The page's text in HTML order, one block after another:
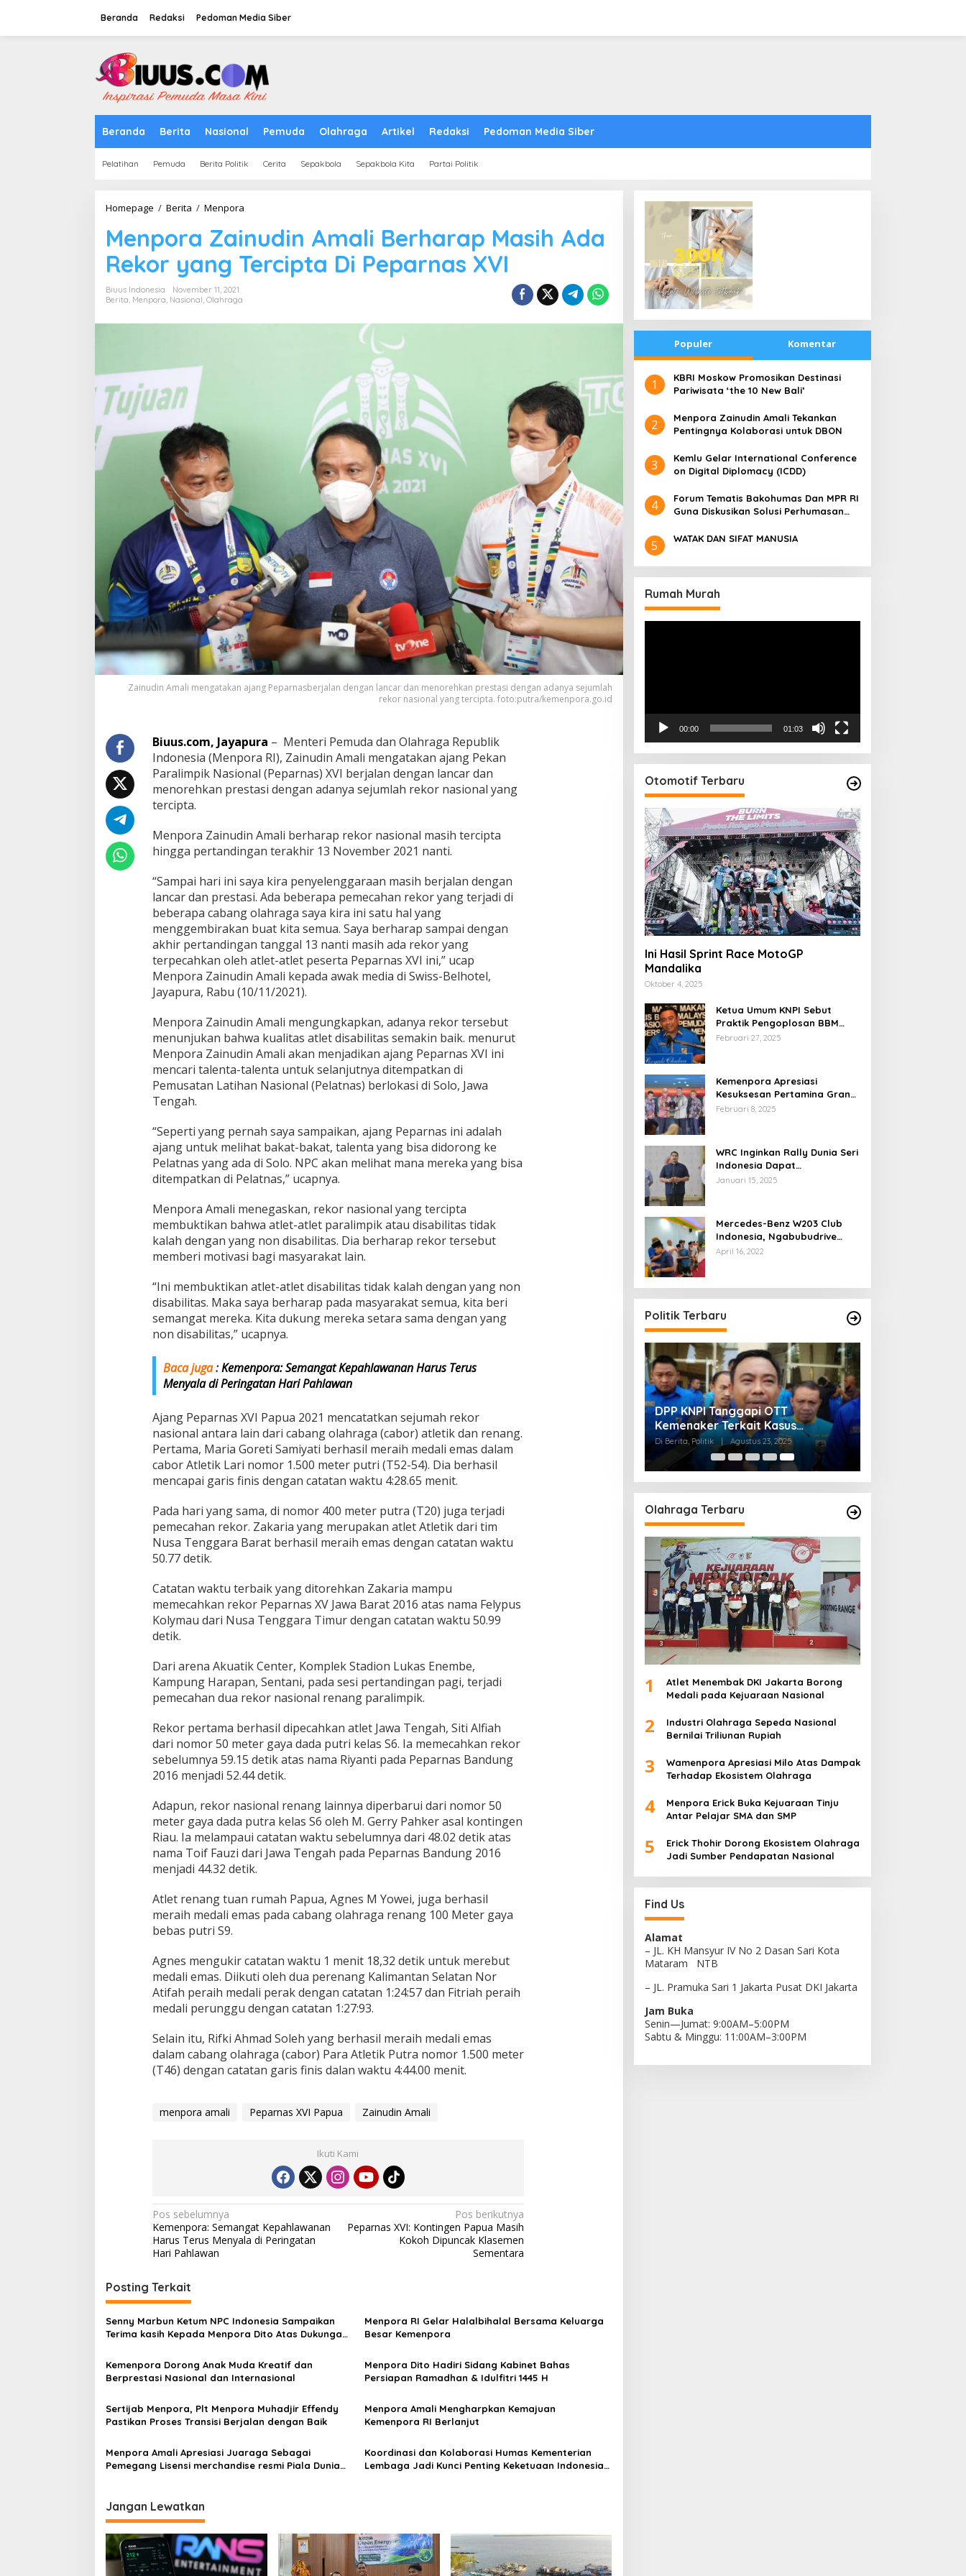
Beranda Redaksi Pedoman Media Siber
Beranda Berita Nasional Pemuda Olahraga Artikel Redaksi Pedoman Media Siber
Pelatihan Pemuda Berita Politik Cerita Sepakbola Sepakbola Kita Partai Politik
Homepage / Berita / Menpora
Amali
Berharap
Masih
Ada
Di
Menpora Zainudin Amali Berharap Masih Ada
Rekor yang Tercipta Di Peparnas XVI
Biuus Indonesia
November 11, 2021
Berita, Menpora, Nasional, Olahraga
Zainudin Amali mengatakan ajang Peparnasberjalan dengan lancar dan menorehkan prestasi dengan adanya sejumlah
rekor nasional yang tercipta. foto:putra/kemenpora.go.id
Biuus.com, Jayapura – Menteri Pemuda dan Olahraga Republik
Indonesia (Menpora RI), Zainudin Amali mengatakan ajang Pekan
Paralimpik Nasional (Peparnas) XVI berjalan dengan lancar dan
menorehkan prestasi dengan adanya sejumlah rekor nasional yang
tercipta.
Menpora Zainudin Amali berharap rekor nasional masih tercipta
hingga pertandingan terakhir 13 November 2021 nanti.
“Sampai hari ini saya kira penyelenggaraan masih berjalan dengan
lancar dan prestasi. Ada beberapa pemecahan rekor yang terjadi di
beberapa cabang olahraga saya kira ini satu hal yang
menggembirakan buat kita semua. Saya berharap sampai dengan
akhir pertandingan tanggal 13 nanti masih ada rekor yang
terpecahkan oleh atlet-atlet peserta Peparnas XVI ini,” ucap
Menpora Zainudin Amali kepada awak media di Swiss-Belhotel,
Jayapura, Rabu (10/11/2021).
Menpora Zainudin Amali mengungkapkan, adanya rekor tersebut
menunjukan bahwa kualitas atlet disabilitas semakin baik. menurut
Menpora Zainudin Amali akan menjadikan ajang Peparnas XVI ini
mencari talenta-talenta untuk selanjutnya ditempatkan di
Pemusatan Latihan Nasional (Pelatnas) berlokasi di Solo, Jawa
Tengah.
“Seperti yang pernah saya sampaikan, ajang Peparnas ini adalah
ajang untuk melihat bakat-bakat, talenta yang bisa didorong ke
Pelatnas yang ada di Solo. NPC akan melihat mana mereka yang bisa
ditempatkan di Pelatnas,” ucapnya.
Menpora Amali menegaskan, rekor nasional yang tercipta
membuktikan bahwa atlet-atlet paralimpik atau disabilitas tidak
kalah dengan yang non disabilitas. Dia berharap rekor tersebut
memberi motivasi bagi masyarakat lain.
“Ini membuktikan atlet-atlet disabilitas tidak kalah dengan yang non
disabilitas. Maka saya berharap pada masyarakat semua, kita beri
semangat mereka. Kita dukung mereka setara sama dengan yang
non disabilitas,” ucapnya.
Baca juga:Kemenpora: Semangat Kepahlawanan Harus Terus
Menyala di Peringatan Hari Pahlawan
Ajang Peparnas XVI Papua 2021 mencatatkan sejumah rekor
nasional antara lain dari cabang olahraga (cabor) atletik dan renang.
Pertama, Maria Goreti Samiyati berhasil meraih medali emas dalam
cabor Atletik Lari nomor 1.500 meter putri (T52-54). Dia berhasil
mencapai garis finis dengan catatan waktu 4:28.65 menit.
Pada hari yang sama, di nomor 400 meter putra (T20) juga terjadi
pemecahan rekor. Zakaria yang merupakan atlet Atletik dari tim
Nusa Tenggara Barat berhasil meraih emas dengan catatan waktu
50.77 detik.
Catatan waktu terbaik yang ditorehkan Zakaria mampu
memecahkan rekor Peparnas XV Jawa Barat 2016 atas nama Felypus
Kolymau dari Nusa Tenggara Timur dengan catatan waktu 50.99
detik.
Dari arena Akuatik Center, Komplek Stadion Lukas Enembe,
Kampung Harapan, Sentani, pada sesi pertandingan pagi, terjadi
pemecahan dua rekor nasional renang paralimpik.
Rekor pertama berhasil dipecahkan atlet Jawa Tengah, Siti Alfiah
dari nomor 50 meter gaya dada putri kelas S6. Ia memecahkan rekor
sebelumnya 59.15 detik atas nama Riyanti pada Peparnas Bandung
2016 menjadi 52.44 detik.
Adapun, rekor nasional renang lainnya diperbarui dari nomor 50
meter gaya dada putra kelas S6 oleh M. Gerry Pahker asal kontingen
Riau. Ia melampaui catatan waktu sebelumnya dari 48.02 detik atas
nama Toif Fauzi dari Jawa Tengah pada Peparnas Bandung 2016
menjadi 44.32 detik.
Atlet renang tuan rumah Papua, Agnes M Yowei, juga berhasil
meraih medali emas pada cabang olahraga renang 100 Meter gaya
bebas putri S9.
Agnes mengukir catatan waktu 1 menit 18,32 detik untuk merebut
medali emas. Diikuti oleh dua perenang Kalimantan Selatan Nor
Atifah peraih medali perak dengan catatan 1:24:57 dan Fitriah peraih
medali perunggu dengan catatan 1:27:93.
Selain itu, Rifki Ahmad Soleh yang berhasil meraih medali emas
dalam cabang olahraga (cabor) Para Atletik Putra nomor 1.500 meter
(T46) dengan catatan garis finis dalan waktu 4:44.00 menit.
menpora amali Peparnas XVI Papua Zainudin Amali
Ikuti Kami
Navigasi
pos
Pos sebelumnya
Kemenpora: Semangat Kepahlawanan
Harus Terus Menyala di Peringatan
Hari Pahlawan
Pos berikutnya
Peparnas XVI: Kontingen Papua Masih
Kokoh Dipuncak Klasemen
Sementara
Posting Terkait
Senny Marbun Ketum NPC Indonesia Sampaikan
Terima kasih Kepada Menpora Dito Atas Dukungan
Menpora RI Gelar Halalbihalal Bersama Keluarga
Besar Kemenpora
Kemenpora Dorong Anak Muda Kreatif dan
Berprestasi Nasional dan Internasional
Menpora Dito Hadiri Sidang Kabinet Bahas
Persiapan Ramadhan & Idulfitri 1445 H
Sertijab Menpora, Plt Menpora Muhadjir Effendy
Pastikan Proses Transisi Berjalan dengan Baik
Menpora Amali Mengharpkan Kemajuan
Kemenpora RI Berlanjut
Menpora Amali Apresiasi Juaraga Sebagai
Pemegang Lisensi merchandise resmi Piala Dunia
Koordinasi dan Kolaborasi Humas Kementerian
Lembaga Jadi Kunci Penting Keketuaan Indonesia
Jangan Lewatkan
Populer Komentar
1
​KBRI Moskow Promosikan Destinasi
Pariwisata ‘the 10 New Bali’
2
​Menpora Zainudin Amali Tekankan
Pentingnya Kolaborasi untuk DBON
3
​Kemlu Gelar International Conference
on Digital Diplomacy (ICDD)
4
Forum Tematis Bakohumas Dan MPR RI
Guna Diskusikan Solusi Perhumasan
Masing
5 WATAK DAN SIFAT MANUSIA
Rumah Murah
00:00 01:03
Otomotif Terbaru
Ini Hasil Sprint Race MotoGP
Mandalika
Oktober 4, 2025
Ketua Umum KNPI Sebut
Praktik Pengoplosan BBM
Cederai Kepercayaan
Februari 27, 2025
Kemenpora Apresiasi
Kesuksesan Pertamina Grand
Prix of Indonesia 2024
Februari 8, 2025
WRC Inginkan Rally Dunia Seri
Indonesia Dapat
Terselenggara 2026
Januari 15, 2025
Mercedes-Benz W203 Club
Indonesia, Ngabubudrive
Ramadhan 2022
April 16, 2022
Politik Terbaru
Koordinator ARPN Mario Sebut
Perseteruan TNI-POLRI Sengaja
September 14, 2025
Pengurus PETANI Tegaskan TNI
dan Rakyat Adalah Kunci
Membangun Ketahanan
Masyarakat
Di Berita, Ekonomi, Politik September 13, 2025
Menko Zulhas Tegaskan KDKMP
sebagai Strategi Kedaulatan
Pangan dan Digitalisasi Desa
Di Berita, Menpora, Politik
DPP KNPI Tanggapi OTT
Kemenaker Terkait Kasus
Pemerasan dan Korupsi
Di Berita, Politik | Agustus 23, 2025
Olahraga Terbaru
1
Atlet Menembak DKI Jakarta Borong
Medali pada Kejuaraan Nasional
2
Industri Olahraga Sepeda Nasional
Bernilai Triliunan Rupiah
3
Wamenpora Apresiasi Milo Atas Dampak
Terhadap Ekosistem Olahraga
4
Menpora Erick Buka Kejuaraan Tinju
Antar Pelajar SMA dan SMP
5
Erick Thohir Dorong Ekosistem Olahraga
Jadi Sumber Pendapatan Nasional
Find Us
Alamat
– JL. KH Mansyur IV No 2 Dasan Sari Kota
Mataram NTB
– JL. Pramuka Sari 1 Jakarta Pusat DKI Jakarta
Jam Buka
Senin—Jumat: 9:00AM–5:00PM
Sabtu & Minggu: 11:00AM–3:00PM